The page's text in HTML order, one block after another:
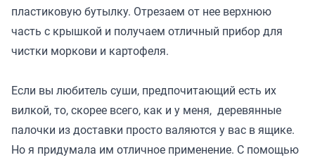
пластиковую бутылку. Отрезаем от нее верхнюю
часть с крышкой и получаем отличный прибор для
чистки моркови и картофеля.
Если вы любитель суши, предпочитающий есть их
вилкой, то, скорее всего, как и у меня, деревянные
палочки из доставки просто валяются у вас в ящике.
Но я придумала им отличное применение. С помощью